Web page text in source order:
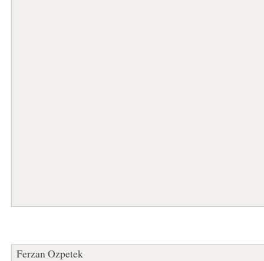
Ferzan Ozpetek